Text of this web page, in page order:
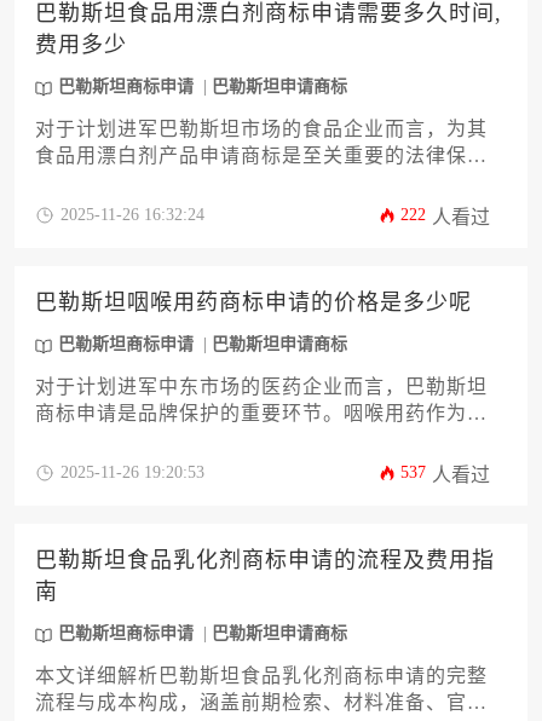
巴勒斯坦食品用漂白剂商标申请需要多久时间,
费用多少
巴勒斯坦商标申请 巴勒斯坦申请商标
对于计划进军巴勒斯坦市场的食品企业而言，为其
食品用漂白剂产品申请商标是至关重要的法律保障
程，重点聚焦于“食品用漂白剂”这一特定类别的审查
尽的行动指南，帮助您高效、稳妥地完成巴勒斯坦
商标申请，为品牌国际化布局打下坚实基础。
2025-11-26 16:32:24 222 人看过
巴勒斯坦咽喉用药商标申请的价格是多少呢
巴勒斯坦商标申请 巴勒斯坦申请商标
对于计划进军中东市场的医药企业而言，巴勒斯坦
商标申请是品牌保护的重要环节。咽喉用药作为特
类筛选及后续维护等多项成本。本文将深入解析费
2025-11-26 19:20:53 537 人看过
巴勒斯坦食品乳化剂商标申请的流程及费用指
南
巴勒斯坦商标申请 巴勒斯坦申请商标
本文详细解析巴勒斯坦食品乳化剂商标申请的完整
流程与成本构成，涵盖前期检索、材料准备、官方